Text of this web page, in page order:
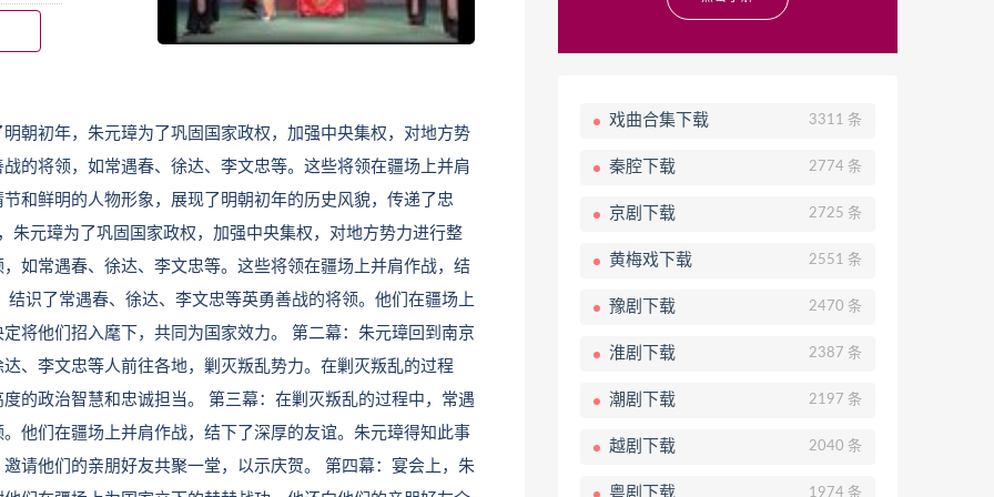
朝初年，朱元璋为了巩固国家政权，加强中央集权，对地方势
的将领，如常遇春、徐达、李文忠等。这些将领在疆场上并肩
和鲜明的人物形象，展现了明朝初年的历史风貌，传递了忠
朱元璋为了巩固国家政权，加强中央集权，对地方势力进行整
如常遇春、徐达、李文忠等。这些将领在疆场上并肩作战，结
识了常遇春、徐达、李文忠等英勇善战的将领。他们在疆场上
将他们招入麾下，共同为国家效力。 第二幕：朱元璋回到南京
、李文忠等人前往各地，剿灭叛乱势力。在剿灭叛乱的过程
的政治智慧和忠诚担当。 第三幕：在剿灭叛乱的过程中，常遇
他们在疆场上并肩作战，结下了深厚的友谊。朱元璋得知此事
请他们的亲朋好友共聚一堂，以示庆贺。 第四幕：宴会上，朱
戏曲合集下载 3311 条
秦腔下载 2774 条
京剧下载 2725 条
黄梅戏下载 2551 条
豫剧下载 2470 条
淮剧下载 2387 条
潮剧下载 2197 条
越剧下载 2040 条
粤剧下载 1974 条